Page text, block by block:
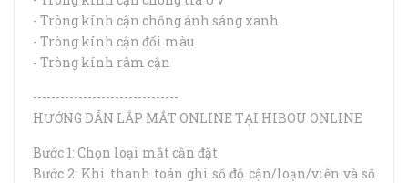
- Tròng kính cận chống ánh sáng xanh
- Tròng kính cận đổi màu
- Tròng kính râm cận
--------------------------------
HƯỚNG DẪN LẮP MẮT ONLINE TẠI HIBOU ONLINE
Bước 1: Chọn loại mắt cần đặt
Bước 2: Khi thanh toán ghi số độ cận/loạn/viễn và số